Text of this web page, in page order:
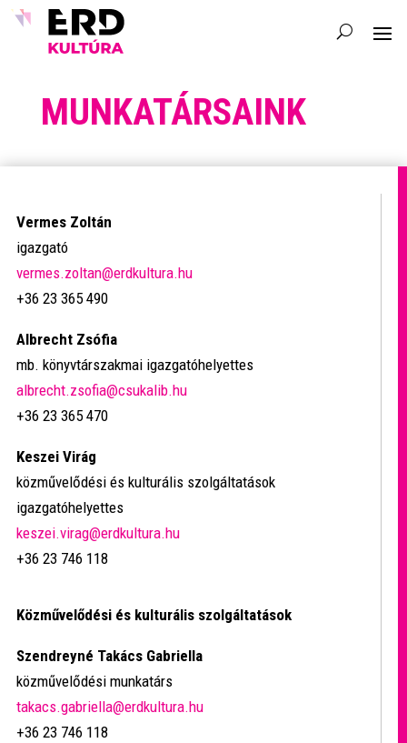
MUNKATÁRSAINK
Vermes Zoltán
igazgató
vermes.zoltan@erdkultura.hu
+36 23 365 490
Albrecht Zsófia
mb. könyvtárszakmai igazgatóhelyettes
albrecht.zsofia@csukalib.hu
+36 23 365 470
Keszei Virág
közművelődési és kulturális szolgáltatások
igazgatóhelyettes
keszei.virag@erdkultura.hu
+36 23 746 118
Közművelődési és kulturális szolgáltatások
Szendreyné Takács Gabriella
közművelődési munkatárs
takacs.gabriella@erdkultura.hu
+36 23 746 118